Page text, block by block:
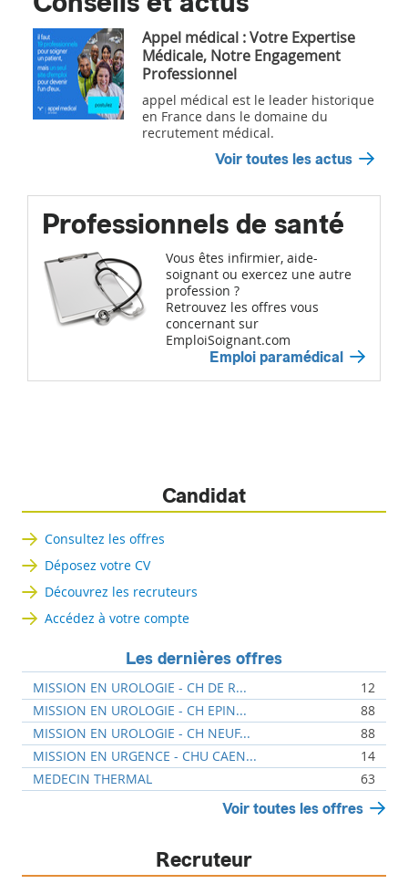
Appel médical : Votre Expertise
Médicale, Notre Engagement
Professionnel
appel médical est le leader historique
en France dans le domaine du
recrutement médical.
Voir toutes les actus
Professionnels de santé
Vous êtes infirmier, aide-
soignant ou exercez une autre
profession ?
Retrouvez les offres vous
concernant sur
EmploiSoignant.com
Emploi paramédical
Candidat
Consultez les offres
Déposez votre CV
Découvrez les recruteurs
Accédez à votre compte
Les dernières offres
MISSION EN UROLOGIE - CH DE R...
12
MISSION EN UROLOGIE - CH EPIN...
88
MISSION EN UROLOGIE - CH NEUF...
88
MISSION EN URGENCE - CHU CAEN...
14
MEDECIN THERMAL
63
Voir toutes les offres
Recruteur